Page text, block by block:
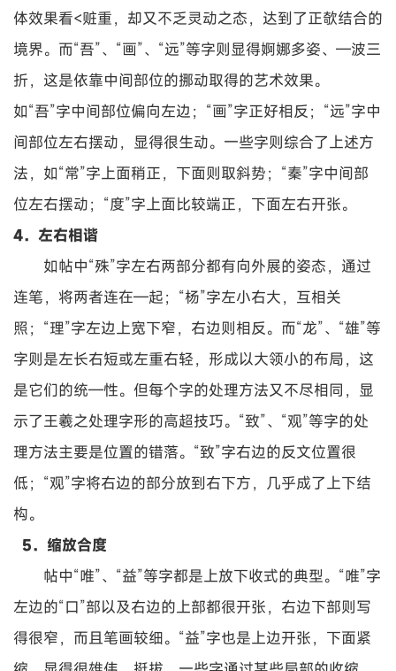
体效果看<赃重，却又不乏灵动之态，达到了正欹结合的
境界。而“吾”、“画”、“远”等字则显得婀娜多姿、—波三
折，这是依靠中间部位的挪动取得的艺术效果。
如“吾”字中间部位偏向左边；“画”字正好相反；“远”字中
间部位左右摆动，显得很生动。一些字则综合了上述方
法，如“常”字上面稍正，下面则取斜势；“秦”字中间部
位左右摆动；“度”字上面比较端正，下面左右开张。
4．左右相谐
如帖中“殊”字左右两部分都有向外展的姿态，通过
连笔，将两者连在—起；“杨”字左小右大，互相关
照；“理”字左边上宽下窄，右边则相反。而“龙”、“雄”等
字则是左长右短或左重右轻，形成以大领小的布局，这
是它们的统—性。但每个字的处理方法又不尽相同，显
示了王羲之处理字形的高超技巧。“致”、“观”等字的处
理方法主要是位置的错落。“致”字右边的反文位置很
低；“观”字将右边的部分放到右下方，几乎成了上下结
构。
5．缩放合度
帖中“唯”、“益”等字都是上放下收式的典型。“唯”字
左边的“口”部以及右边的上部都很开张，右边下部则写
得很窄，而且笔画较细。“益”字也是上边开张，下面紧